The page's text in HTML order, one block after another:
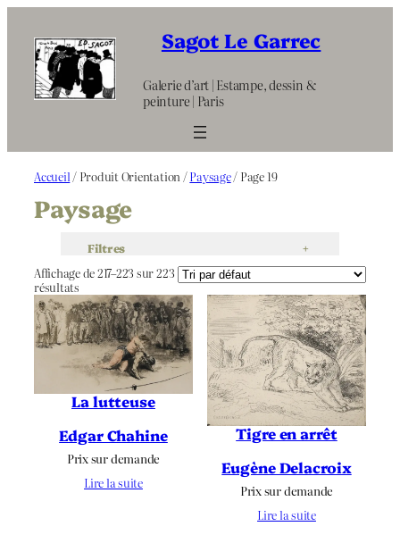
contenu
Sagot Le Garrec
Galerie d’art | Estampe, dessin &
peinture | Paris
Accueil / Produit Orientation /Paysage/ Page 19
Paysage
Filtres +
Affichage de 217–223 sur 223
résultats
La lutteuse
Edgar Chahine
Prix sur demande
Lire la suite
Tigre en arrêt
Eugène Delacroix
Prix sur demande
Lire la suite